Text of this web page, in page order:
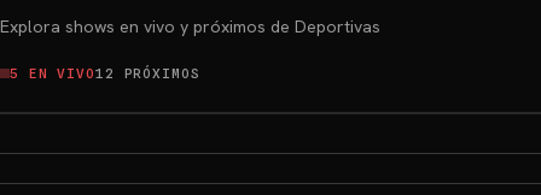
Explora shows en vivo y próximos de Deportivas
5 EN VIVO12 PRÓXIMOS